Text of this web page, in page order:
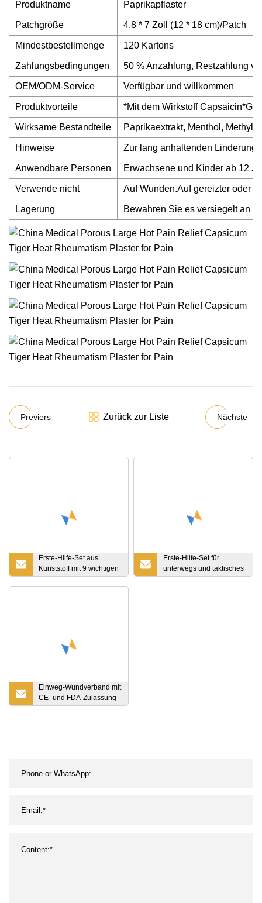
Produktname Paprikapflaster
Patchgröße 4,8 * 7 Zoll (12 * 18 cm)/Patch
Mindestbestellmenge 120 Kartons
Zahlungsbedingungen 50 % Anzahlung, Restzahlung
OEM/ODM-Service Verfügbar und willkommen
Produktvorteile *Mit dem Wirkstoff
Wirksame Bestandteile Paprikaextrakt, Menthol,
Hinweise Zur lang anhaltenden Linderung
Anwendbare Personen Erwachsene und Kinder ab 12
Verwende nicht Auf Wunden.Auf gereizter oder
Lagerung Bewahren Sie es versiegelt an
Previers Zurück zur Liste Nächste
Erste-Hilfe-Set aus
Kunststoff mit 9 wichtigen
Erste-Hilfe-Artikeln mit
Erste-Hilfe-Set für
unterwegs und taktisches
Erste-Hilfe-Set
Einweg-Wundverband mit
CE- und FDA-Zulassung
für die Wundversorgung